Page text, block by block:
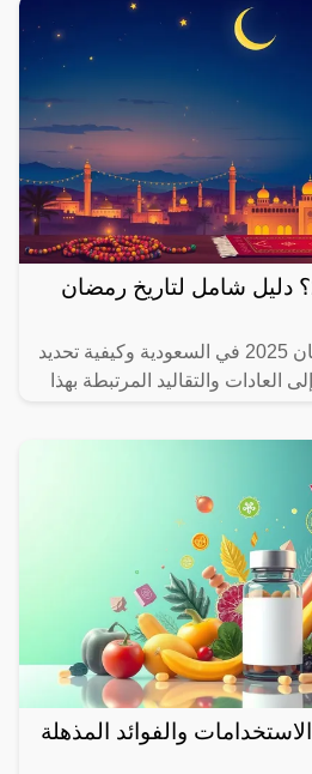
متى رمضان 2025؟ دليل شامل لتاريخ رمضان
اكتشف متى يبدأ رمضان 2025 في السعودية وكيفية تحديد
العادات والتقاليد المرتبطة بهذا
والفوائد المذهلة